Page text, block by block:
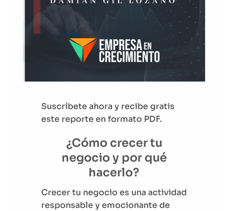
Suscríbete ahora y recibe gratis
este reporte en formato PDF.
¿Cómo crecer tu
negocio y por qué
hacerlo?
Crecer tu negocio es una actividad
responsable y emocionante de